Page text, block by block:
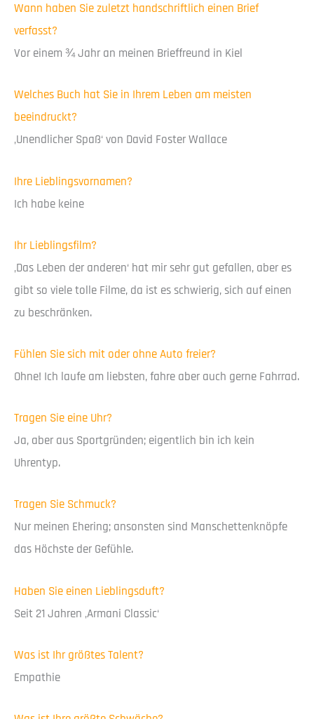
Wann haben Sie zuletzt handschriftlich einen Brief
verfasst?
Vor einem ¾ Jahr an meinen Brieffreund in Kiel
Welches Buch hat Sie in Ihrem Leben am meisten
beeindruckt?
‚Unendlicher Spaß‘ von David Foster Wallace
Ihre Lieblingsvornamen?
Ich habe keine
Ihr Lieblingsfilm?
‚Das Leben der anderen‘ hat mir sehr gut gefallen, aber es
gibt so viele tolle Filme, da ist es schwierig, sich auf einen
zu beschränken.
Fühlen Sie sich mit oder ohne Auto freier?
Ohne! Ich laufe am liebsten, fahre aber auch gerne Fahrrad.
Tragen Sie eine Uhr?
Ja, aber aus Sportgründen; eigentlich bin ich kein
Uhrentyp.
Tragen Sie Schmuck?
Nur meinen Ehering; ansonsten sind Manschettenknöpfe
das Höchste der Gefühle.
Haben Sie einen Lieblingsduft?
Seit 21 Jahren ‚Armani Classic‘
Was ist Ihr größtes Talent?
Empathie